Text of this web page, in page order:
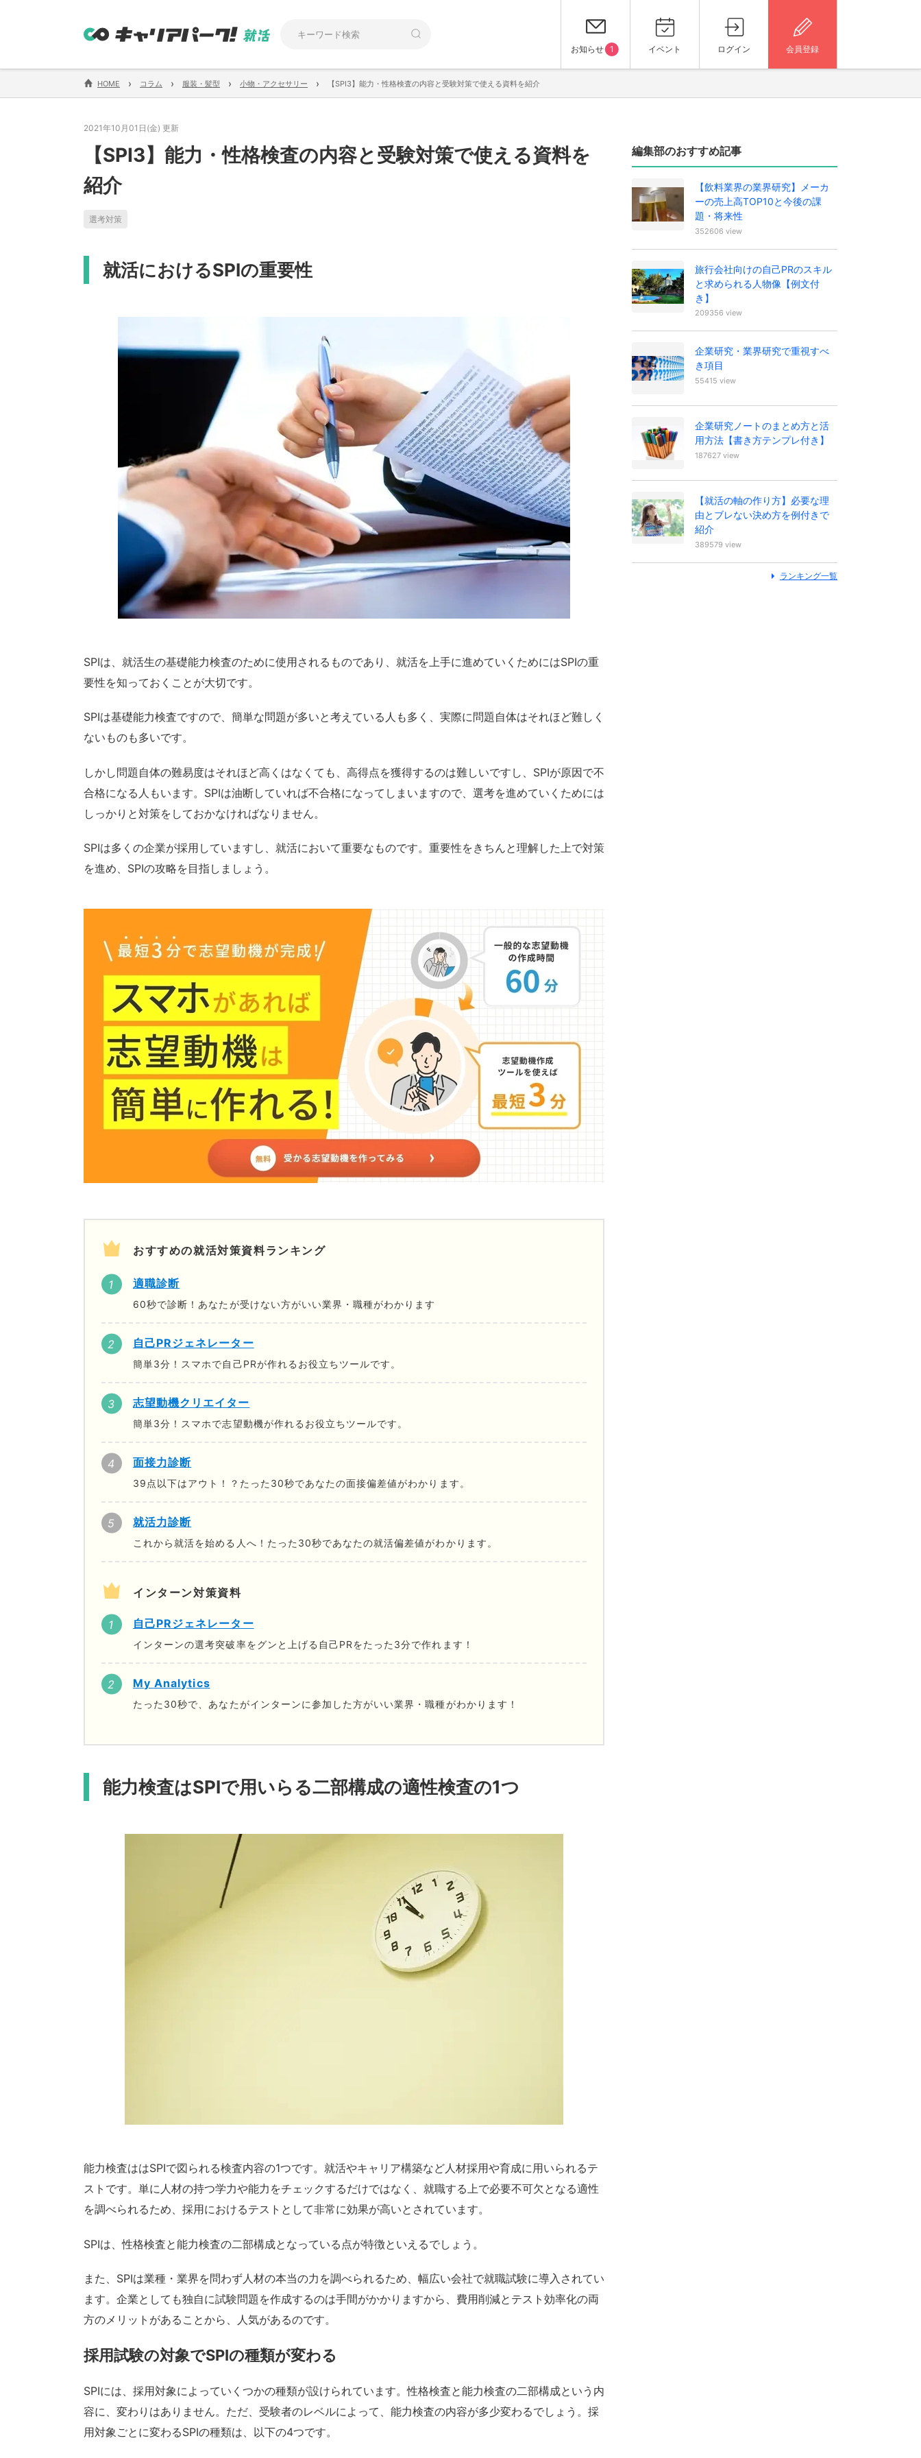
お知らせ 1 イベント ログイン 会員登録
HOME › コラム › 服装・髪型 › 小物・アクセサリー › 【SPI3】能力・性格検査の内容と受験対策で使える資料を紹介
2021年10月01日(金) 更新
【SPI3】能力・性格検査の内容と受験対策で使える資料を
紹介
選考対策
就活におけるSPIの重要性
SPIは、就活生の基礎能力検査のために使用されるものであり、就活を上手に進めていくためにはSPIの重
要性を知っておくことが大切です。
SPIは基礎能力検査ですので、簡単な問題が多いと考えている人も多く、実際に問題自体はそれほど難しく
ないものも多いです。
しかし問題自体の難易度はそれほど高くはなくても、高得点を獲得するのは難しいですし、SPIが原因で不
合格になる人もいます。SPIは油断していれば不合格になってしまいますので、選考を進めていくためには
しっかりと対策をしておかなければなりません。
SPIは多くの企業が採用していますし、就活において重要なものです。重要性をきちんと理解した上で対策
を進め、SPIの攻略を目指しましょう。
おすすめの就活対策資料ランキング
適職診断
60秒で診断！あなたが受けない方がいい業界・職種がわかります
自己PRジェネレーター
簡単3分！スマホで自己PRが作れるお役立ちツールです。
志望動機クリエイター
簡単3分！スマホで志望動機が作れるお役立ちツールです。
面接力診断
39点以下はアウト！？たった30秒であなたの面接偏差値がわかります。
就活力診断
これから就活を始める人へ！たった30秒であなたの就活偏差値がわかります。
インターン対策資料
自己PRジェネレーター
インターンの選考突破率をグンと上げる自己PRをたった3分で作れます！
My Analytics
たった30秒で、あなたがインターンに参加した方がいい業界・職種がわかります！
能力検査はSPIで用いらる二部構成の適性検査の1つ
能力検査ははSPIで図られる検査内容の1つです。就活やキャリア構築など人材採用や育成に用いられるテ
ストです。単に人材の持つ学力や能力をチェックするだけではなく、就職する上で必要不可欠となる適性
を調べられるため、採用におけるテストとして非常に効果が高いとされています。
SPIは、性格検査と能力検査の二部構成となっている点が特徴といえるでしょう。
また、SPIは業種・業界を問わず人材の本当の力を調べられるため、幅広い会社で就職試験に導入されてい
ます。企業としても独自に試験問題を作成するのは手間がかかりますから、費用削減とテスト効率化の両
方のメリットがあることから、人気があるのです。
採用試験の対象でSPIの種類が変わる
SPIには、採用対象によっていくつかの種類が設けられています。性格検査と能力検査の二部構成という内
容に、変わりはありません。ただ、受験者のレベルによって、能力検査の内容が多少変わるでしょう。採
用対象ごとに変わるSPIの種類は、以下の4つです。
編集部のおすすめ記事
【飲料業界の業界研究】メーカ
ーの売上高TOP10と今後の課
題・将来性
352606 view
旅行会社向けの自己PRのスキル
と求められる人物像【例文付
き】
209356 view
企業研究・業界研究で重視すべ
き項目
55415 view
企業研究ノートのまとめ方と活
用方法【書き方テンプレ付き】
187627 view
【就活の軸の作り方】必要な理
由とブレない決め方を例付きで
紹介
389579 view
ランキング一覧